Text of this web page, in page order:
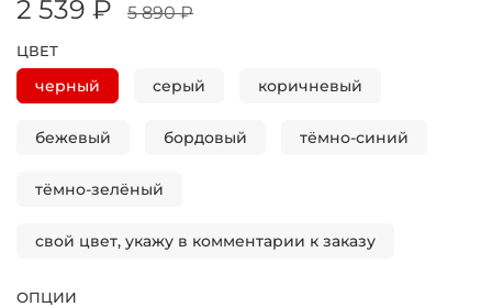
2 539 ₽ 5 890 ₽
ЦВЕТ
черный серый коричневый
бежевый бордовый тёмно-синий
тёмно-зелёный
свой цвет, укажу в комментарии к заказу
ОПЦИИ